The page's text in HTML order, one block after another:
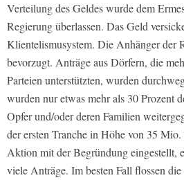
Verteilung des Geldes wurde dem
Regierung überlassen. Das Geld
Klientelismusystem. Die Anhänger der
bevorzugt. Anträge aus Dörfern, die
Parteien unterstützten, wurden
wurden nur etwas mehr als 30 Prozent
Opfer und/oder deren Familien
der ersten Tranche in Höhe von 35
Aktion mit der Begründung eingestellt,
viele Anträge. Im besten Fall flossen